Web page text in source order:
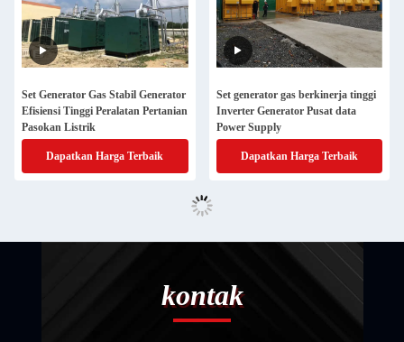
Set Generator Gas Stabil Generator
Efisiensi Tinggi Peralatan Pertanian
Pasokan Listrik
Dapatkan Harga Terbaik
Set generator gas berkinerja tinggi
Inverter Generator Pusat data
Power Supply
Dapatkan Harga Terbaik
kontak